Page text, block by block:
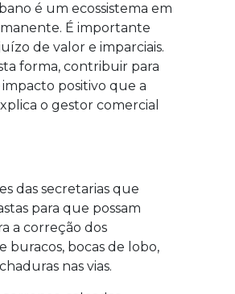
é um ecossistema em
É importante
de valor e imparciais.
forma, contribuir para
positivo que a
o gestor comercial
das secretarias que
para que possam
a correção dos
buracos, bocas de lobo,
nas vias.